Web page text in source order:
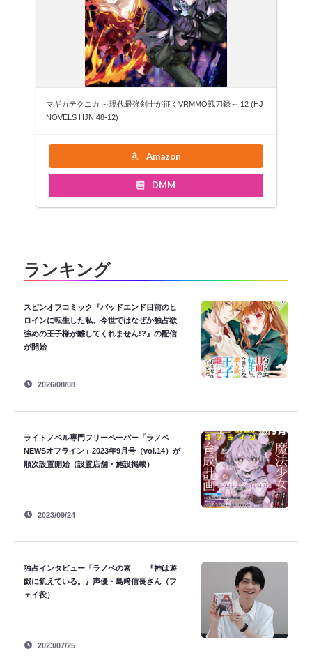
マギカテクニカ ～現代最強剣士が征くVRMMO戦刀録～ 12 (HJ
NOVELS HJN 48-12)
Amazon
DMM
ランキング
スピンオフコミック『バッドエンド目前のヒ
ロインに転生した私、今世ではなぜか独占欲
強めの王子様が離してくれません!?』の配信
が開始
2026/08/08
ライトノベル専門フリーペーパー「ラノベ
NEWSオフライン」2023年9月号（vol.14）が
順次設置開始（設置店舗・施設掲載）
2023/09/24
独占インタビュー「ラノベの素」 『神は遊
戯に飢えている。』声優・島﨑信長さん（フ
ェイ役）
2023/07/25